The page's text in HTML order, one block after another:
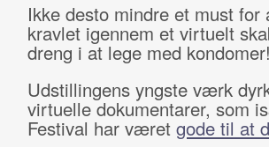
Ikke desto mindre et must
kravlet igennem et virtuelt
dreng i at lege med kondomer!
Udstillingens yngste værk
virtuelle dokumentarer, som
Festival har været gode til at